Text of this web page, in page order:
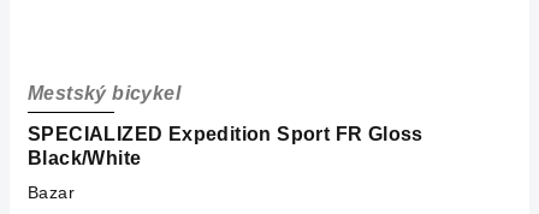
SPECIALIZED Expedition Sport FR Gloss
Black/White
Mestský bicykel
Bazar